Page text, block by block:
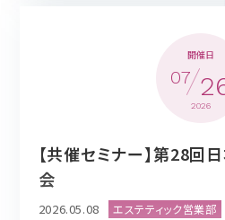
ZOOMにてオンライン実施
参加費
無料
出展ブース場所： ホールの前
出展日時： ２０２６年９月１２日（
浅草橋ヒューリック
開催日
07
2026
【共催セミナー】第28回
会
2026.05.08